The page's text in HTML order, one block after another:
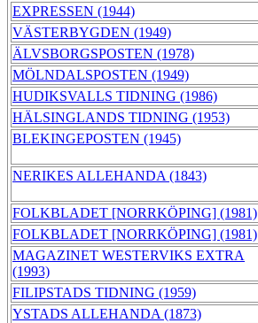
EXPRESSEN (1944)
VÄSTERBYGDEN (1949)
ÄLVSBORGSPOSTEN (1978)
MÖLNDALSPOSTEN (1949)
HUDIKSVALLS TIDNING (1986)
HÄLSINGLANDS TIDNING (1953)
BLEKINGEPOSTEN (1945)
NERIKES ALLEHANDA (1843)
FOLKBLADET [NORRKÖPING] (1981)
FOLKBLADET [NORRKÖPING] (1981)
MAGAZINET WESTERVIKS EXTRA
(1993)
FILIPSTADS TIDNING (1959)
YSTADS ALLEHANDA (1873)